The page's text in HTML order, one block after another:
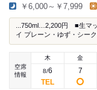
￥6,000～￥7,999
...750ml…2,200円 ■生マ
イ プレーン・ゆず・シーク
空席
情報
木
8/6
金
7